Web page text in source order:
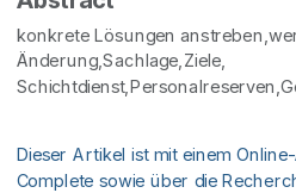
konkrete Lösungen
Änderung,Sachlage,Ziele,
Dieser Artikel ist mit einem
Complete sowie über die